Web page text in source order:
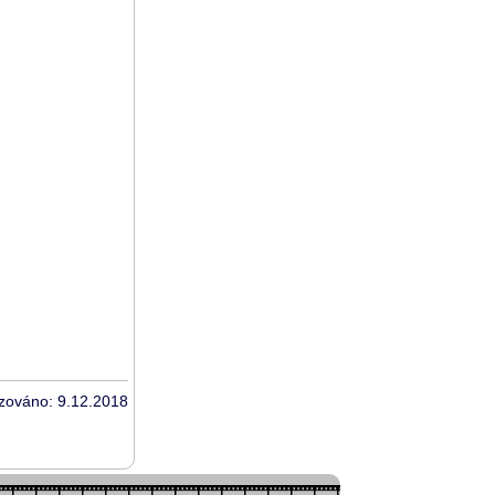
9.12.2018